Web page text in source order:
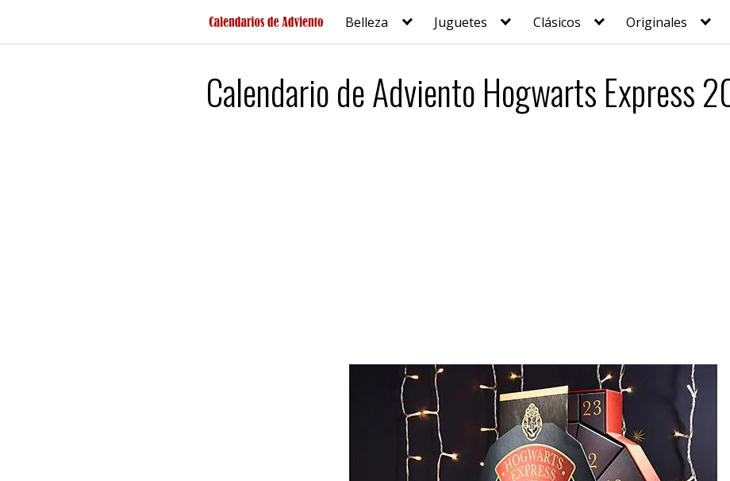
contenido
Belleza Juguetes Clásicos Originales
Calendario de Adviento Hogwarts Express